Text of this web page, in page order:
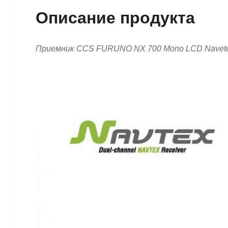
Описание продукта
Приемник CCS FURUNO NX 700 Mono LCD